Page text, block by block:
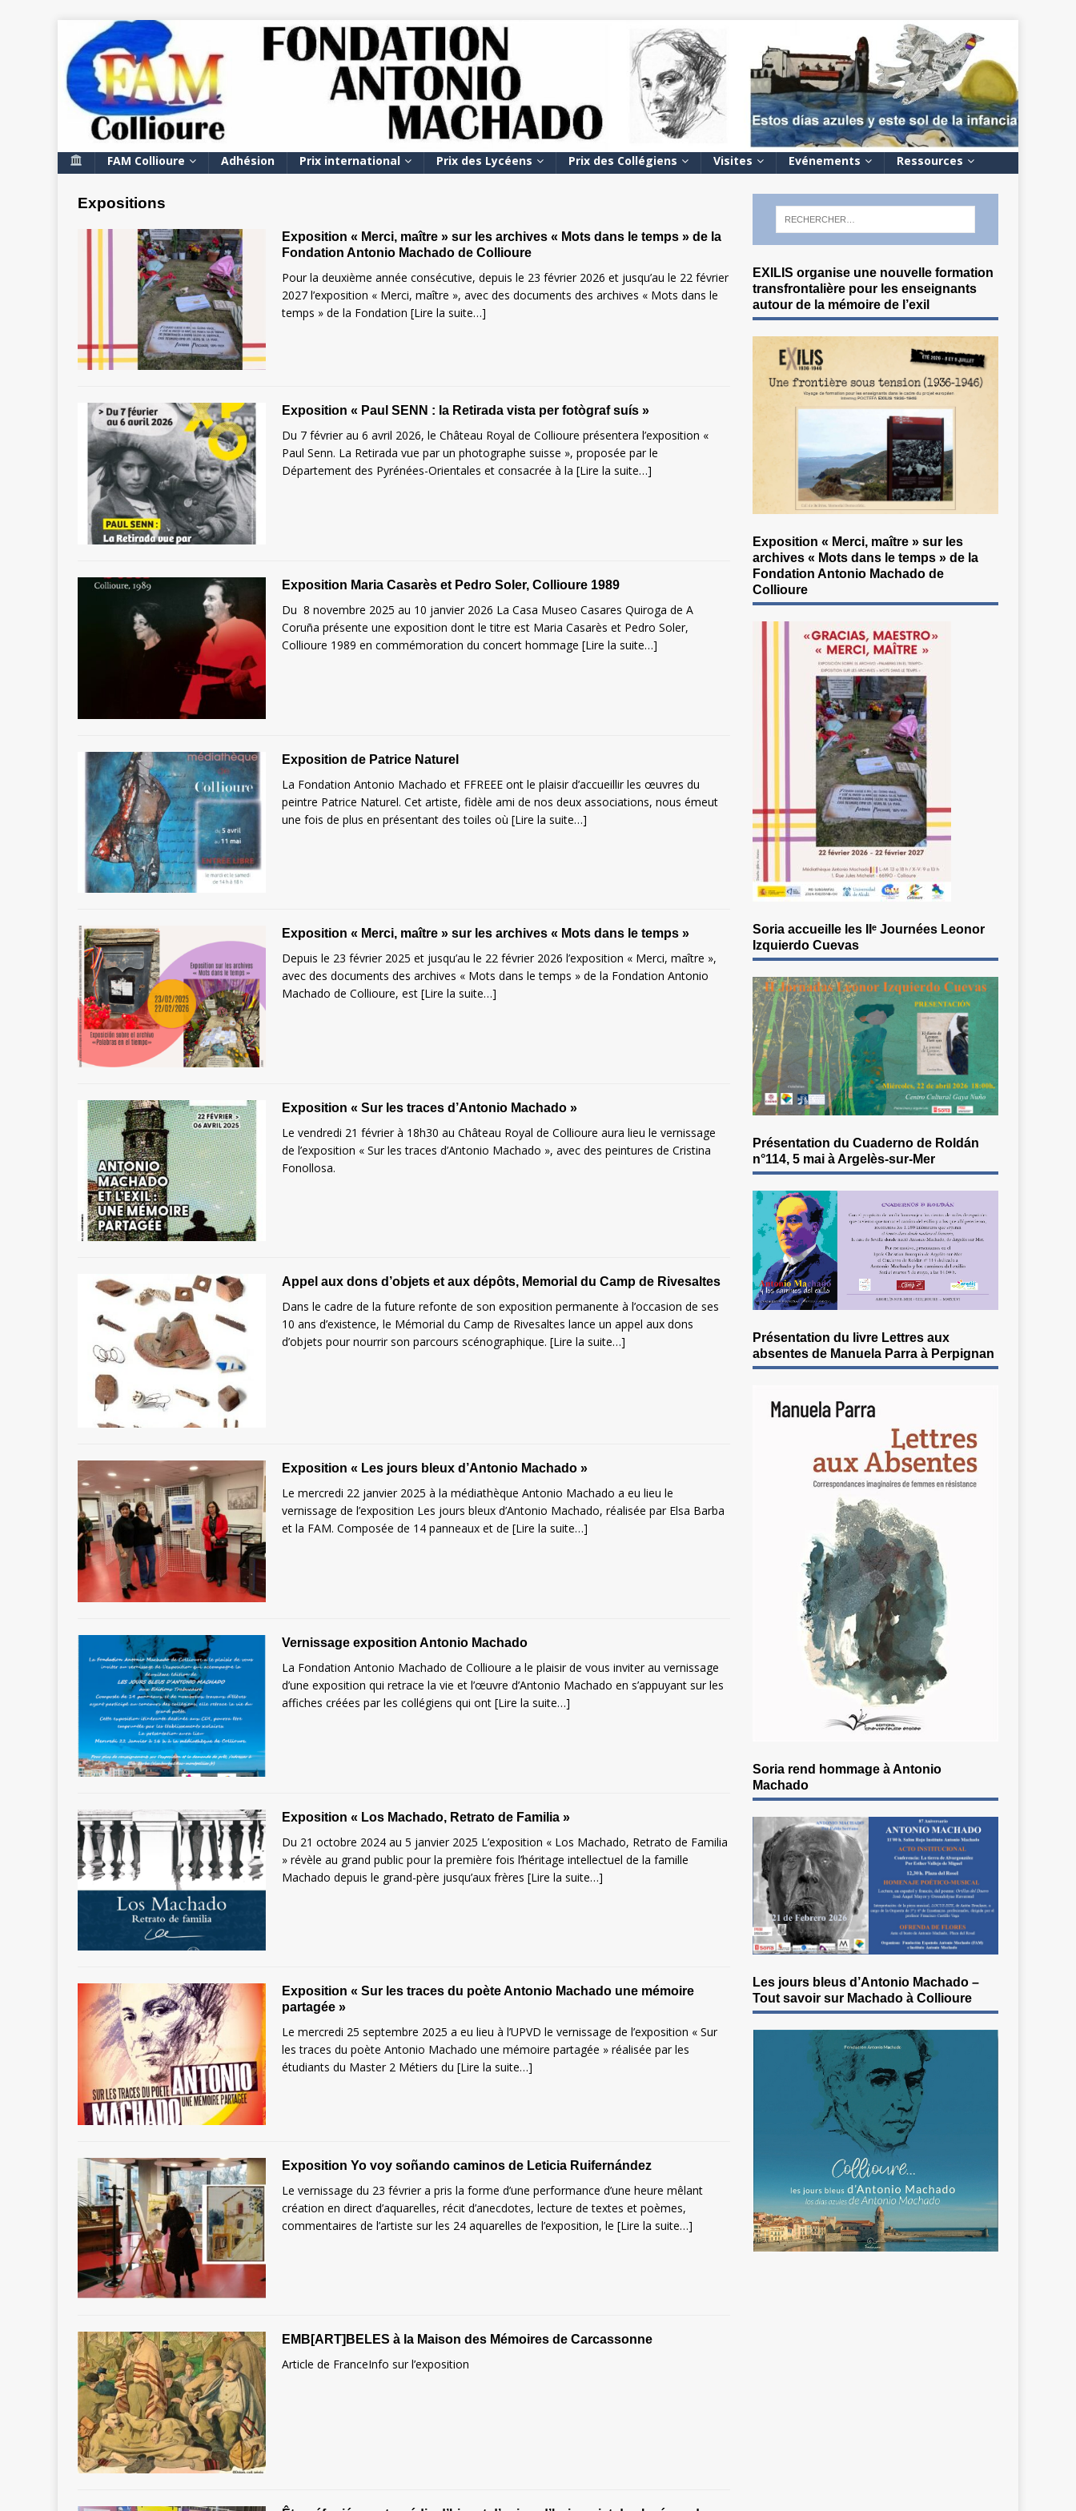
FAM Collioure Adhésion Prix international Prix des Lycéens Prix des Collégiens Visites Evénements Ressources
Expositions
Exposition « Merci, maître » sur les archives « Mots dans le temps » de la
Fondation Antonio Machado de Collioure
Pour la deuxième année consécutive, depuis le 23 février 2026 et jusqu’au le 22 février
2027 l’exposition « Merci, maître », avec des documents des archives « Mots dans le
temps » de la Fondation [Lire la suite…]
Exposition « Paul SENN : la Retirada vista per fotògraf suís »
Du 7 février au 6 avril 2026, le Château Royal de Collioure présentera l’exposition «
Paul Senn. La Retirada vue par un photographe suisse », proposée par le
Département des Pyrénées-Orientales et consacrée à la [Lire la suite…]
Exposition Maria Casarès et Pedro Soler, Collioure 1989
Du 8 novembre 2025 au 10 janvier 2026 La Casa Museo Casares Quiroga de A
Coruña présente une exposition dont le titre est Maria Casarès et Pedro Soler,
Collioure 1989 en commémoration du concert hommage [Lire la suite…]
Exposition de Patrice Naturel
La Fondation Antonio Machado et FFREEE ont le plaisir d’accueillir les œuvres du
peintre Patrice Naturel. Cet artiste, fidèle ami de nos deux associations, nous émeut
une fois de plus en présentant des toiles où [Lire la suite…]
Exposition « Merci, maître » sur les archives « Mots dans le temps »
Depuis le 23 février 2025 et jusqu’au le 22 février 2026 l’exposition « Merci, maître »,
avec des documents des archives « Mots dans le temps » de la Fondation Antonio
Machado de Collioure, est [Lire la suite…]
Exposition « Sur les traces d’Antonio Machado »
Le vendredi 21 février à 18h30 au Château Royal de Collioure aura lieu le vernissage
de l’exposition « Sur les traces d’Antonio Machado », avec des peintures de Cristina
Fonollosa.
Appel aux dons d’objets et aux dépôts, Memorial du Camp de Rivesaltes
Dans le cadre de la future refonte de son exposition permanente à l’occasion de ses
10 ans d’existence, le Mémorial du Camp de Rivesaltes lance un appel aux dons
d’objets pour nourrir son parcours scénographique. [Lire la suite…]
Exposition « Les jours bleux d’Antonio Machado »
Le mercredi 22 janvier 2025 à la médiathèque Antonio Machado a eu lieu le
vernissage de l’exposition Les jours bleux d’Antonio Machado, réalisée par Elsa Barba
et la FAM. Composée de 14 panneaux et de [Lire la suite…]
Vernissage exposition Antonio Machado
La Fondation Antonio Machado de Collioure a le plaisir de vous inviter au vernissage
d’une exposition qui retrace la vie et l’œuvre d’Antonio Machado en s’appuyant sur les
affiches créées par les collégiens qui ont [Lire la suite…]
Exposition « Los Machado, Retrato de Familia »
Du 21 octobre 2024 au 5 janvier 2025 L’exposition « Los Machado, Retrato de Familia
» révèle au grand public pour la première fois l’héritage intellectuel de la famille
Machado depuis le grand-père jusqu’aux frères [Lire la suite…]
Exposition « Sur les traces du poète Antonio Machado une mémoire
partagée »
Le mercredi 25 septembre 2025 a eu lieu à l’UPVD le vernissage de l’exposition « Sur
les traces du poète Antonio Machado une mémoire partagée » réalisée par les
étudiants du Master 2 Métiers du [Lire la suite…]
Exposition Yo voy soñando caminos de Leticia Ruifernández
Le vernissage du 23 février a pris la forme d’une performance d’une heure mêlant
création en direct d’aquarelles, récit d’anecdotes, lecture de textes et poèmes,
commentaires de l’artiste sur les 24 aquarelles de l’exposition, le [Lire la suite…]
EMB[ART]BELES à la Maison des Mémoires de Carcassonne
Article de FranceInfo sur l’exposition
EXILIS organise une nouvelle formation
transfrontalière pour les enseignants
autour de la mémoire de l’exil
Exposition « Merci, maître » sur les
archives « Mots dans le temps » de la
Fondation Antonio Machado de
Collioure
Soria accueille les IIᵉ Journées Leonor
Izquierdo Cuevas
Présentation du Cuaderno de Roldán
n°114, 5 mai à Argelès-sur-Mer
Présentation du livre Lettres aux
absentes de Manuela Parra à Perpignan
Soria rend hommage à Antonio
Machado
Les jours bleus d’Antonio Machado –
Tout savoir sur Machado à Collioure